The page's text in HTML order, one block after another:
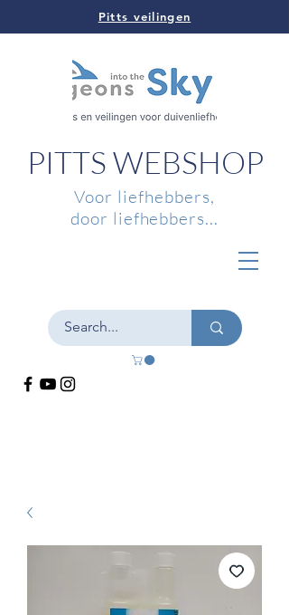
Pitts veilingen
PITTS WEBSHOP
Voor liefhebbers,
door liefhebbers...